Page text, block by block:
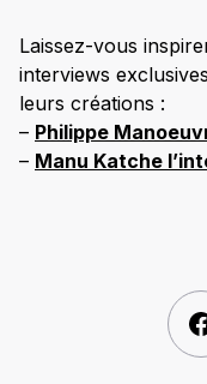
Laissez-vous
interviews
leurs créations :
– Philippe
– Manu Katche